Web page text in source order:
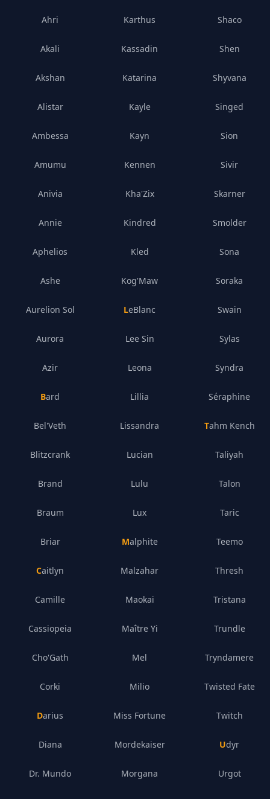
Ahri
Akali
Akshan
Alistar
Ambessa
Amumu
Anivia
Annie
Aphelios
Ashe
Aurelion Sol
Aurora
Azir
Bard
Bel'Veth
Blitzcrank
Brand
Braum
Briar
Caitlyn
Camille
Cassiopeia
Cho'Gath
Corki
Darius
Diana
Dr. Mundo
Karthus
Kassadin
Katarina
Kayle
Kayn
Kennen
Kha'Zix
Kindred
Kled
Kog'Maw
LeBlanc
Lee Sin
Leona
Lillia
Lissandra
Lucian
Lulu
Lux
Malphite
Malzahar
Maokai
Maître Yi
Mel
Milio
Miss Fortune
Mordekaiser
Morgana
Shaco
Shen
Shyvana
Singed
Sion
Sivir
Skarner
Smolder
Sona
Soraka
Swain
Sylas
Syndra
Séraphine
Tahm Kench
Taliyah
Talon
Taric
Teemo
Thresh
Tristana
Trundle
Tryndamere
Twisted Fate
Twitch
Udyr
Urgot